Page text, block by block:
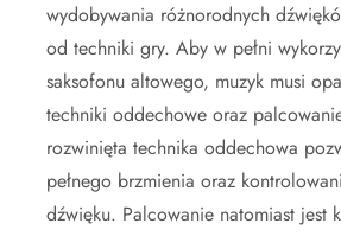
wydobywania różnorodnych
od techniki gry. Aby w pełni
saksofonu altowego, muzyk musi
techniki oddechowe oraz
rozwinięta technika oddechowa
pełnego brzmienia oraz
dźwięku. Palcowanie natomiast jest